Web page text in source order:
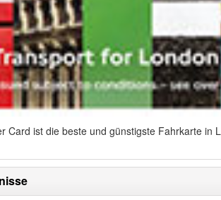
Card ist die beste und günstigste Fahrkarte